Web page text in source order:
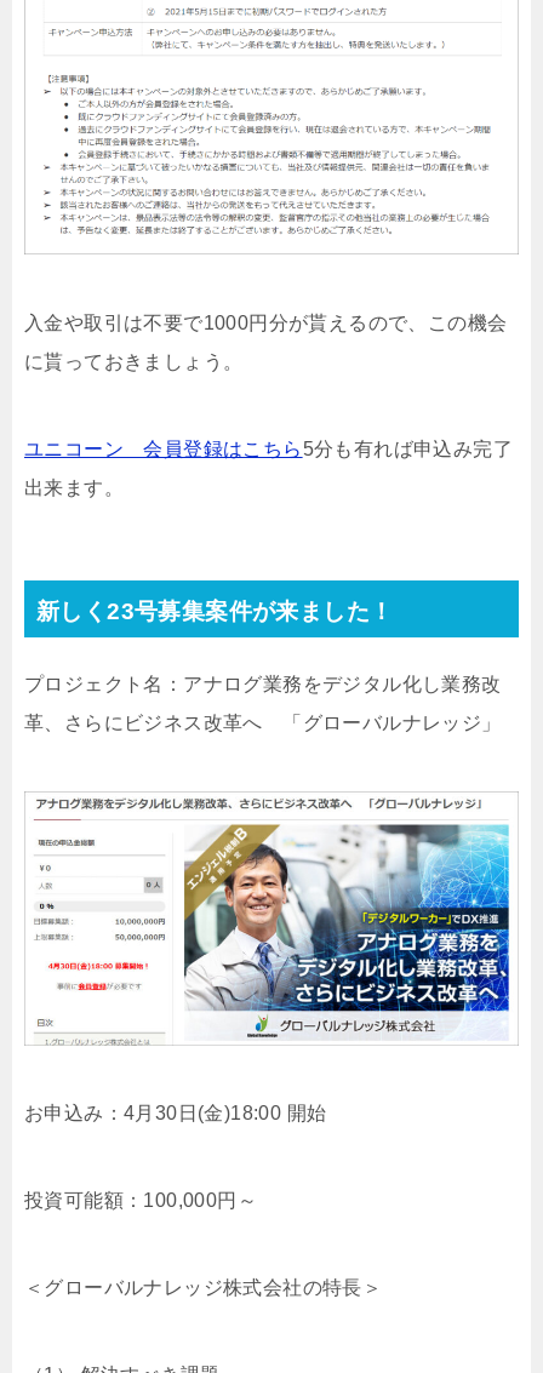
入金や取引は不要で1000円分が貰えるので、この機会
に貰っておきましょう。
ユニコーン 会員登録はこちら 5分も有れば申込み完了
出来ます。
新しく23号募集案件が来ました！
プロジェクト名：アナログ業務をデジタル化し業務改
革、さらにビジネス改革へ 「グローバルナレッジ」
お申込み：4月30日(金)18:00 開始
投資可能額：100,000円～
＜グローバルナレッジ株式会社の特長＞